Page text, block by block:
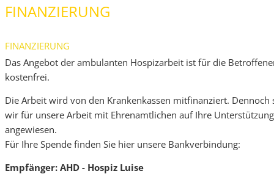
FINANZIERUNG
FINANZIERUNG
Das Angebot der ambulanten Hospizarbeit ist für die
kostenfrei.
Die Arbeit wird von den Krankenkassen mitfinanziert. Dennoch
wir für unsere Arbeit mit Ehrenamtlichen auf Ihre Unterstützung
angewiesen.
Für Ihre Spende finden Sie hier unsere Bankverbindung:
Empfänger: AHD - Hospiz Luise